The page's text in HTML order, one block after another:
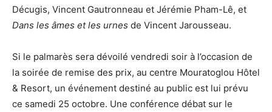
Décugis, Vincent Gautronneau et Jérémie Pham-Lê, et
Dans les âmes et les urnes de Vincent Jarousseau.
Si le palmarès sera dévoilé vendredi soir à l’occasion de
la soirée de remise des prix, au centre Mouratoglou Hôtel
& Resort, un événement destiné au public est lui prévu
ce samedi 25 octobre. Une conférence débat sur le